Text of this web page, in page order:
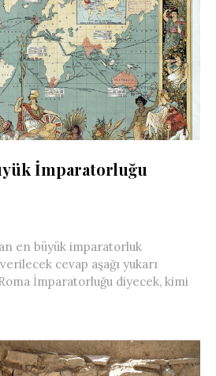
İmparatorluğu
en büyük imparatorluk
cevap aşağı yukarı
İmparatorluğu diyecek, kimi